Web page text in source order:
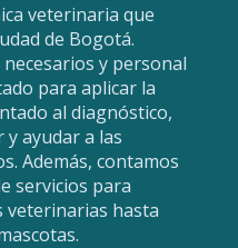
veterinaria que
de Bogotá.
y personal
para aplicar la
al diagnóstico,
ayudar a las
Además, contamos
servicios para
veterinarias hasta